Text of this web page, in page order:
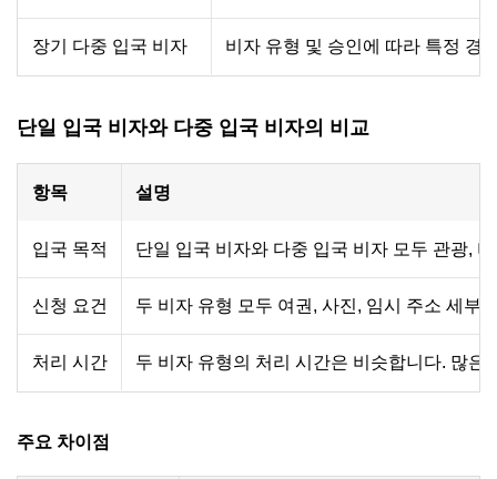
장기 다중 입국 비자 비자 유형 및 승인에 따라 특정 경
단일 입국 비자와 다중 입국 비자의 비교
항목 설명
입국 목적 단일 입국 비자와 다중 입국 비자 모두 관광,
신청 요건 두 비자 유형 모두 여권, 사진, 임시 주소 세부
처리 시간 두 비자 유형의 처리 시간은 비슷합니다. 많
주요 차이점